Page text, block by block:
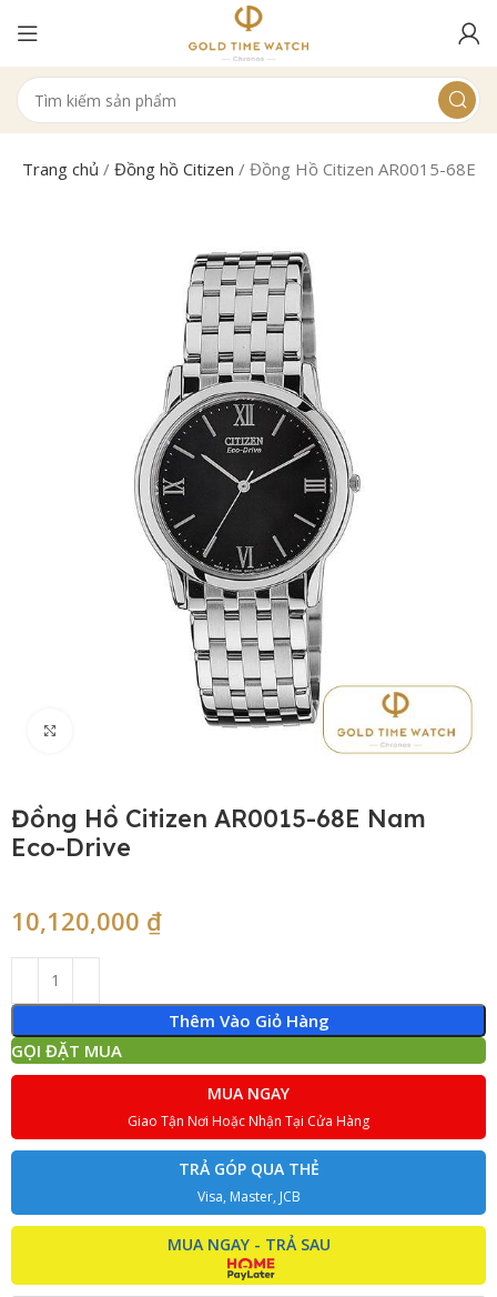
Trang chủ /Đồng hồ Citizen /Đồng Hồ Citizen AR0015-68E
Đồng Hồ Citizen AR0015-68E Nam
Eco-Drive
10,120,000 ₫
Thêm Vào Giỏ Hàng
GỌI ĐẶT MUA
MUA NGAY
Giao Tận Nơi Hoặc Nhận Tại Cửa Hàng
TRẢ GÓP QUA THẺ
Visa, Master, JCB
MUA NGAY - TRẢ SAU